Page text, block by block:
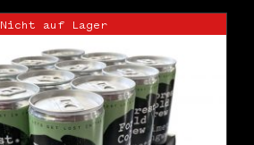
Nicht auf Lager